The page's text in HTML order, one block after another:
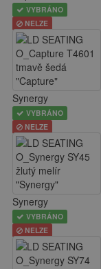
VYBRÁNO
NELZE
Synergy
VYBRÁNO
NELZE
Synergy
VYBRÁNO
NELZE